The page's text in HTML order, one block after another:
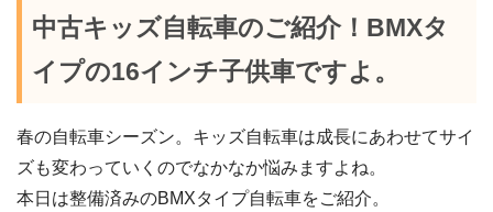
中古キッズ自転車のご紹介！BMXタ
イプの16インチ子供車ですよ。
春の自転車シーズン。キッズ自転車は成長にあわせてサイ
ズも変わっていくのでなかなか悩みますよね。
本日は整備済みのBMXタイプ自転車をご紹介。